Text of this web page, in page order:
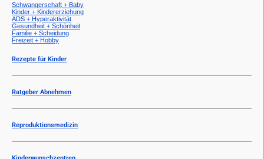
Schwangerschaft + Baby
Kinder + Kindererziehung
ADS + Hyperaktivität
Gesundheit + Schönheit
Familie + Scheidung
Freizeit + Hobby
Rezepte für Kinder
Ratgeber Abnehmen
Reproduktionsmedizin